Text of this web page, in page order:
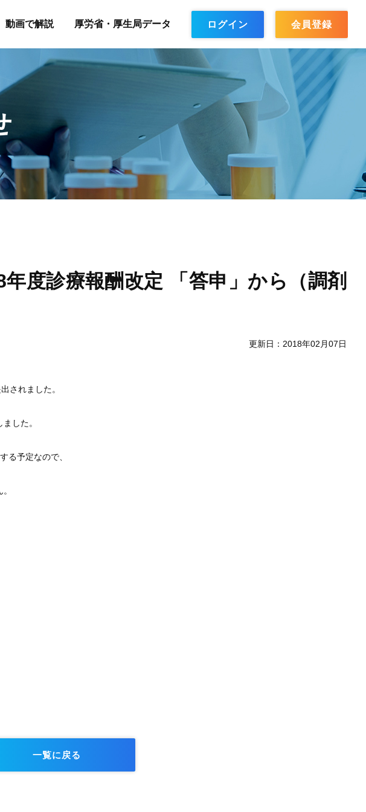
動画で解説 厚労省・厚生局データ ログイン 会員登録
年度診療報酬改定 「答申」から（調剤
更新日：2018年02月07日
されました。
した。
る予定なので、
一覧に戻る